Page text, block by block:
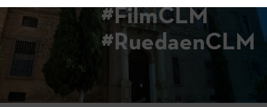
#FilmCLM
#RuedaenCLM